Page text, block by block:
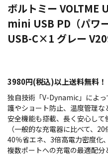
ボルトミー VOLTME
mini USB PD（パワ
USB-C×1 グレー
3980円(税込)以上送料無料！
独自技術「V-Dynamic」によ
護やショート防止、温度管理な
安全機能も搭載、長く安心して
（一般的な充電器に比べて、
40％省エネ、3倍高電力密度化
複数ポートへの充電の最適配分